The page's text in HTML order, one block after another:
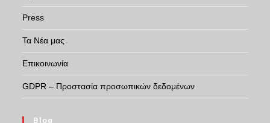
Press
Τα Νέα μας
Επικοινωνία
GDPR – Προστασία προσωπικών δεδομένων
Blog